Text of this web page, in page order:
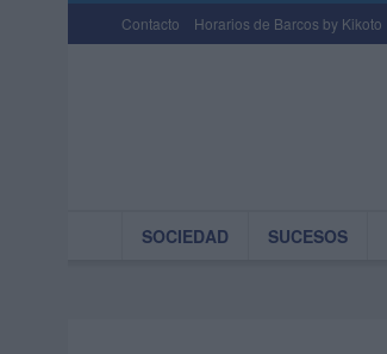
Contacto Horarios de Barcos by Kikoto
SOCIEDAD SUCESOS